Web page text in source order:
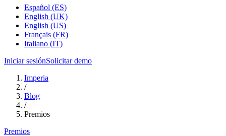
Español (ES)
English (UK)
English (US)
Français (FR)
Italiano (IT)
Iniciar sesiónSolicitar demo
Imperia
/
Blog
/
Premios
Premios